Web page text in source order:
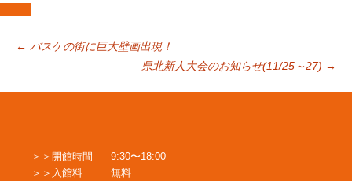
投
稿
ナ
← バスケの街に巨大壁画出現！
県北新人大会のお知らせ(11/25～27) →
開館時間
9:30〜18:00
入館料
無料